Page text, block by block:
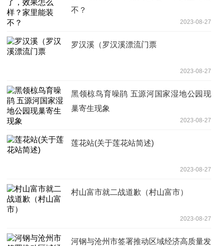
不？
2023-08-27
罗汉溪（罗汉溪漂流门票
2023-08-27
黑领椋鸟育噪鹃 五源河国家湿地公园现
巢寄生现象
2023-08-27
莲花站(关于莲花站简述)
2023-08-27
村山富市就二战道歉（村山富市）
2023-08-27
河钢与沧州市签署推动区域经济高质量发